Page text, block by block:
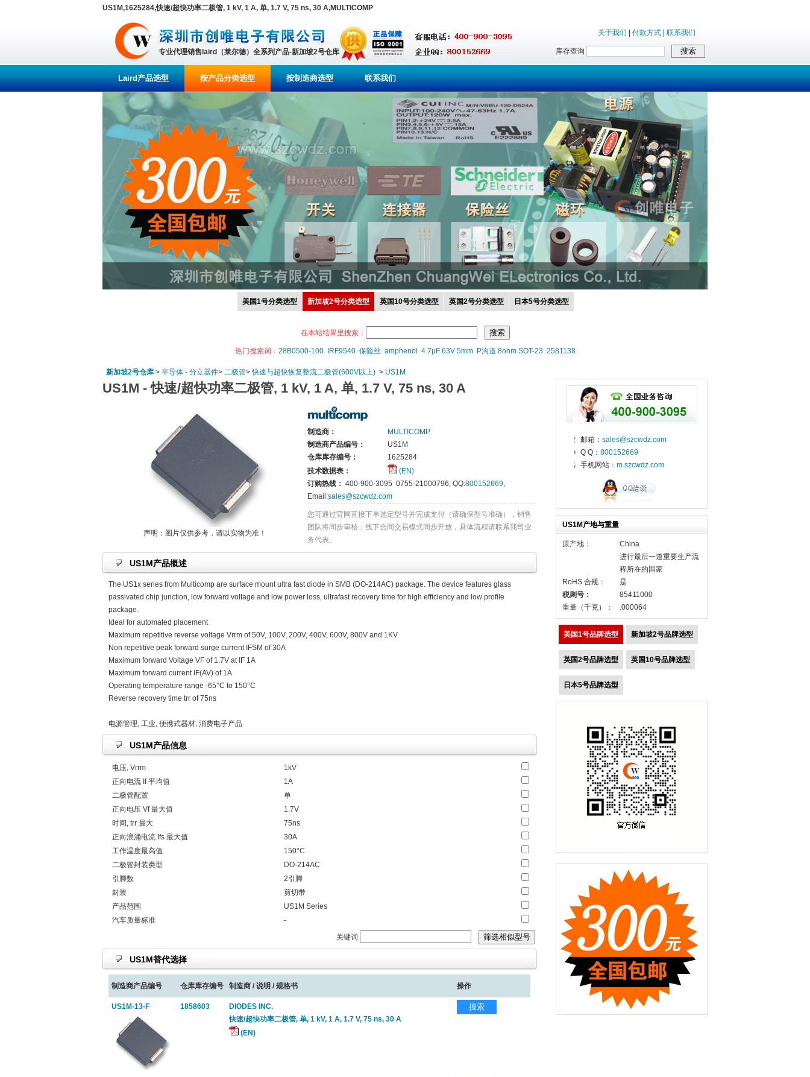
US1M,1625284,快速/超快功率二极管, 1 kV, 1 A, 单, 1.7 V, 75 ns, 30 A,MULTICOMP
专业代理销售laird（莱尔德）全系列产品-新加坡2号仓库
关于我们 付款方式 联系我们
库存查询
Laird产品选型 按产品分类选型 按制造商选型 联系我们
美国1号分类选型 新加坡2号分类选型 英国10号分类选型 英国2号分类选型 日本5号分类选型
在本站结果里搜索：
热门搜索词： 28B0500-100 IRF9540 保险丝 amphenol 4.7μF 63V 5mm P沟道 8ohm SOT-23 2581138
新加坡2号仓库 > 半导体 - 分立器件> 二极管>快速与超快恢复整流二极管(600V以上) > US1M
US1M -快速/超快功率二极管, 1 kV, 1 A, 单, 1.7 V, 75 ns, 30 A
声明：图片仅供参考，请以实物为准！
制造商：
MULTICOMP
制造商产品编号：
US1M
仓库库存编号：
1625284
技术数据表：
(EN)
订购热线： 400-900-3095 0755-21000796, QQ:800152669,
Email:sales@szcwdz.com
您可通过官网直接下单选定型号并完成支付（请确保型号准确），销售
团队将同步审核；线下合同交易模式同步开放，具体流程请联系我司业
务代表。
US1M产品概述
The US1x series from Multicomp are surface mount ultra fast diode in SMB (DO-214AC) package. The device features glass
passivated chip junction, low forward voltage and low power loss, ultrafast recovery time for high efficiency and low profile
package.
Ideal for automated placement
Maximum repetitive reverse voltage Vrrm of 50V, 100V, 200V, 400V, 600V, 800V and 1KV
Non repetitive peak forward surge current IFSM of 30A
Maximum forward Voltage VF of 1.7V at IF 1A
Maximum forward current IF(AV) of 1A
Operating temperature range -65°C to 150°C
Reverse recovery time trr of 75ns
电源管理, 工业, 便携式器材, 消费电子产品
US1M产品信息
电压, Vrrm
1kV
正向电流 If 平均值
1A
二极管配置
单
正向电压 Vf 最大值
1.7V
时间, trr 最大
75ns
正向浪涌电流 Ifs 最大值
30A
工作温度最高值
150°C
二极管封装类型
DO-214AC
引脚数
2引脚
封装
剪切带
产品范围
US1M Series
汽车质量标准
-
关键词
US1M替代选择
制造商产品编号 仓库库存编号 制造商 / 说明 / 规格书 操作
US1M-13-F 1858603
DIODES INC.
快速/超快功率二极管, 单, 1 kV, 1 A, 1.7 V, 75 ns, 30 A
(EN)
搜索
邮箱： sales@szcwdz.com
Q Q： 800152669
手机网站： m.szcwdz.com
US1M产地与重量
原产地：
China
进行最后一道重要生产流
程所在的国家
RoHS 合规：
是
税则号：
85411000
重量（千克）：
.000064
美国1号品牌选型 新加坡2号品牌选型
英国2号品牌选型 英国10号品牌选型
日本5号品牌选型